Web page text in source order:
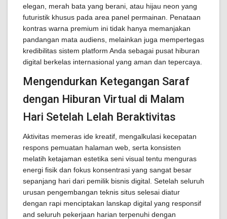
elegan, merah bata yang berani, atau hijau neon yang
futuristik khusus pada area panel permainan. Penataan
kontras warna premium ini tidak hanya memanjakan
pandangan mata audiens, melainkan juga mempertegas
kredibilitas sistem platform Anda sebagai pusat hiburan
digital berkelas internasional yang aman dan tepercaya.
Mengendurkan Ketegangan Saraf
dengan Hiburan Virtual di Malam
Hari Setelah Lelah Beraktivitas
Aktivitas memeras ide kreatif, mengalkulasi kecepatan
respons pemuatan halaman web, serta konsisten
melatih ketajaman estetika seni visual tentu menguras
energi fisik dan fokus konsentrasi yang sangat besar
sepanjang hari dari pemilik bisnis digital. Setelah seluruh
urusan pengembangan teknis situs selesai diatur
dengan rapi menciptakan lanskap digital yang responsif
and seluruh pekerjaan harian terpenuhi dengan